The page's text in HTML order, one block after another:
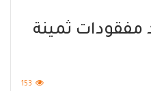
مفقودات ثمينة
153